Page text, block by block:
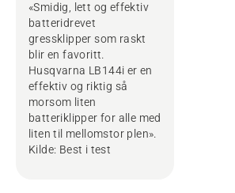
«Smidig, lett og effektiv
batteridrevet
gressklipper som raskt
blir en favoritt.
Husqvarna LB144i er en
effektiv og riktig så
morsom liten
batteriklipper for alle med
liten til mellomstor plen».
Kilde: Best i test